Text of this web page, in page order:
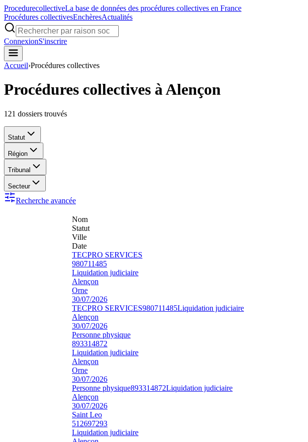
ProcedurecollectiveLa base de données des procédures collectives en France
Procédures collectivesEnchèresActualités
ConnexionS'inscrire
Accueil›Procédures collectives
Procédures collectives à Alençon
121 dossiers trouvés
Statut
Région
Tribunal
Secteur
Recherche avancée
Nom
Statut
Ville
Date
TECPRO SERVICES
980711485
Liquidation judiciaire
Alençon
Orne
30/07/2026
TECPRO SERVICES980711485Liquidation judiciaire
Alençon
30/07/2026
Personne physique
893314872
Liquidation judiciaire
Alençon
Orne
30/07/2026
Personne physique893314872Liquidation judiciaire
Alençon
30/07/2026
Saint Leo
512697293
Liquidation judiciaire